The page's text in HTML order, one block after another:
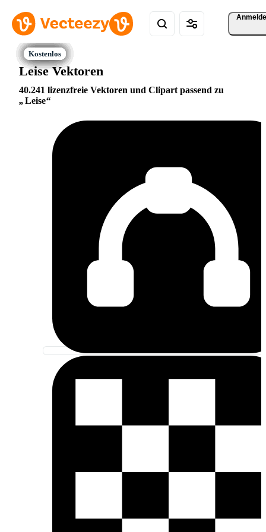
Leise Vektoren
40.241 lizenzfreie Vektoren und Clipart passend zu
Leise